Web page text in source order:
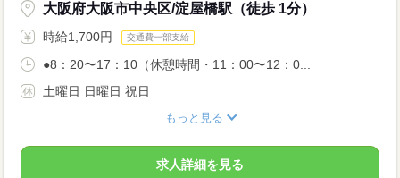
大阪府大阪市中央区/淀屋橋駅（徒歩 1分）
時給1,700円 交通費一部支給
●8：20〜17：10（休憩時間・11：00〜12：0...
土曜日 日曜日 祝日
もっと見る
求人詳細を見る